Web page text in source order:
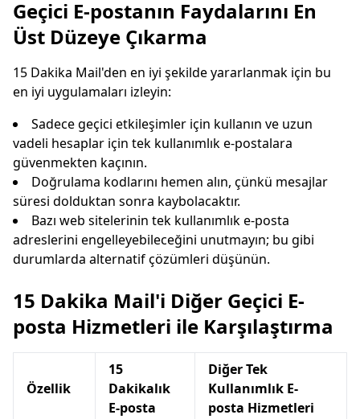
Geçici E-postanın Faydalarını En
Üst Düzeye Çıkarma
15 Dakika Mail'den en iyi şekilde yararlanmak için bu
en iyi uygulamaları izleyin:
Sadece geçici etkileşimler için kullanın ve uzun
vadeli hesaplar için tek kullanımlık e-postalara
güvenmekten kaçının.
Doğrulama kodlarını hemen alın, çünkü mesajlar
süresi dolduktan sonra kaybolacaktır.
Bazı web sitelerinin tek kullanımlık e-posta
adreslerini engelleyebileceğini unutmayın; bu gibi
durumlarda alternatif çözümleri düşünün.
15 Dakika Mail'i Diğer Geçici E-
posta Hizmetleri ile Karşılaştırma
Özellik
15
Dakikalık
E-posta
Diğer Tek
Kullanımlık E-
posta Hizmetleri